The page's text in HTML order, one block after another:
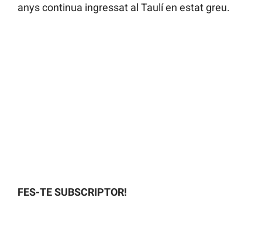
anys continua ingressat al Taulí en estat greu.
FES-TE SUBSCRIPTOR!